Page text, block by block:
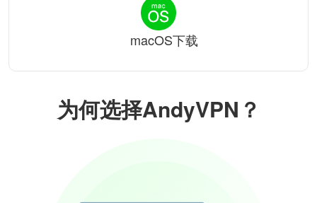
为何选择AndyVPN？
macOS下载